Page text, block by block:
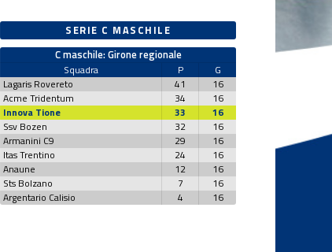
SERIE C MASCHILE
C maschile: Girone regionale
Squadra P
G
Lagaris Rovereto
41
16
Acme Tridentum
34
16
Innova Tione
33
16
Ssv Bozen
32
16
Armanini C9
29
16
Itas Trentino
24
16
Anaune
12
16
Sts Bolzano
7
16
Argentario Calisio
4 16